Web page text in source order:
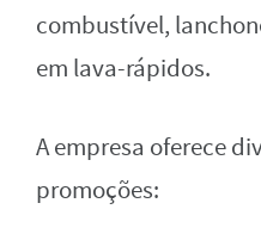
combustível,
em lava-rápidos.
A empresa oferece
promoções: